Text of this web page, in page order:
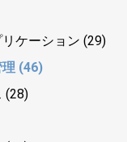
ケーション (29)
理 (46)
(28)